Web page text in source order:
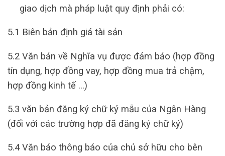
giao dịch mà pháp luật quy định phải có:
5.1 Biên bản định giá tài sản
5.2 Văn bản về Nghĩa vụ được đảm bảo (hợp đồng
tín dụng, hợp đồng vay, hợp đồng mua trả chậm,
hợp đồng kinh tế …)
5.3 văn bản đăng ký chữ ký mẫu của Ngân Hàng
(đối với các trường hợp đã đăng ký chữ ký)
5.4 Văn báo thông báo của chủ sở hữu cho bên